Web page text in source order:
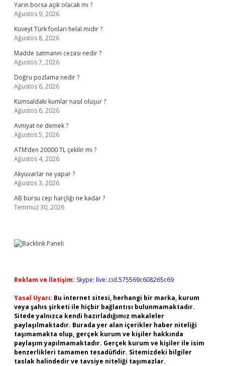
Yarın borsa açık olacak mı ?
Ağustos 9, 2026
Kuveyt Türk fonları helal midir ?
Ağustos 8, 2026
Madde satmanın cezası nedir ?
Ağustos 7, 2026
Doğru pozlama nedir ?
Ağustos 6, 2026
Kumsaldaki kumlar nasıl oluşur ?
Ağustos 6, 2026
Avniyat ne demek ?
Ağustos 5, 2026
ATM’den 20000 TL çekilir mi ?
Ağustos 4, 2026
Akyuvarlar ne yapar ?
Ağustos 3, 2026
AB bursu cep harçlığı ne kadar ?
Temmuz 30, 2026
Reklam ve İletişim: Skype: live:.cid.575569c608265c69
Yasal Uyarı: Bu internet sitesi, herhangi bir marka, kurum
veya şahıs şirketi ile hiçbir bağlantısı bulunmamaktadır.
Sitede yalnızca kendi hazırladığımız makaleler
paylaşılmaktadır. Burada yer alan içerikler haber niteliği
taşımamakta olup, gerçek kurum ve kişiler hakkında
paylaşım yapılmamaktadır. Gerçek kurum ve kişiler ile isim
benzerlikleri tamamen tesadüfidir. Sitemizdeki bilgiler
taslak halindedir ve tavsiye niteliği taşımazlar.